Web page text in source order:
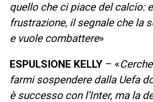
quello che ci piace del calcio:
frustrazione, il segnale che la
e vuole combattere»
ESPULSIONE KELLY– «
farmi sospendere dalla Uefa
è successo con l’Inter, ma la